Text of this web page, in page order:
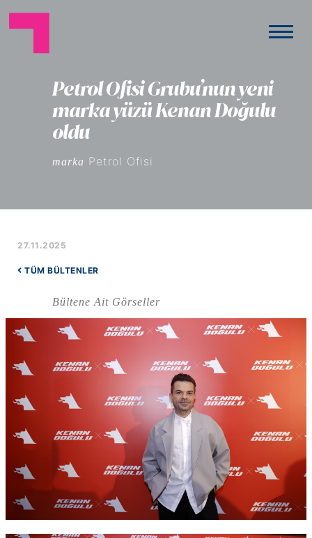
Petrol Ofisi Grubu’nun yeni
marka yüzü Kenan Doğulu
oldu
marka Petrol Ofisi
27.11.2025
TÜM BÜLTENLER
Bültene Ait Görseller